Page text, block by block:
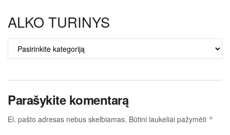
ALKO TURINYS
TURINYS
Parašykite komentarą
El. pašto adresas nebus skelbiamas. Būtini laukeliai pažymėti *